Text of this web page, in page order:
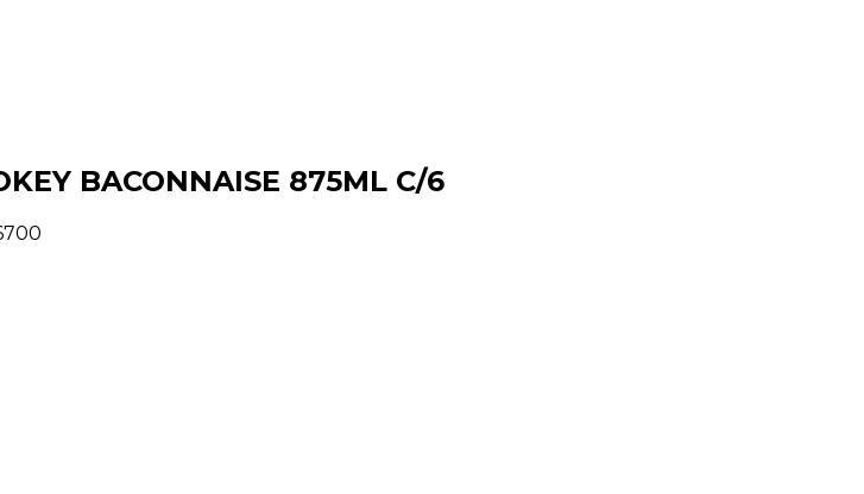
BACONNAISE 875ML C/6